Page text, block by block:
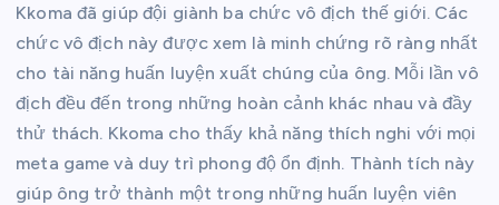
Kkoma đã giúp đội giành ba chức vô địch thế giới. Các
chức vô địch này được xem là minh chứng rõ ràng nhất
cho tài năng huấn luyện xuất chúng của ông. Mỗi lần vô
địch đều đến trong những hoàn cảnh khác nhau và đầy
thử thách. Kkoma cho thấy khả năng thích nghi với mọi
meta game và duy trì phong độ ổn định. Thành tích này
giúp ông trở thành một trong những huấn luyện viên